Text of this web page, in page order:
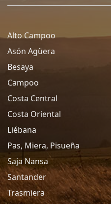
Alto Campoo
Asón Agüera
Besaya
Campoo
Costa Central
Costa Oriental
Liébana
Pas, Miera, Pisueña
Saja Nansa
Santander
Trasmiera